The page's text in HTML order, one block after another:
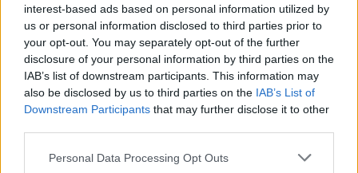
interest-based ads based on personal information utilized by
us or personal information disclosed to third parties prior to
your opt-out. You may separately opt-out of the further
disclosure of your personal information by third parties on the
IAB’s list of downstream participants. This information may
also be disclosed by us to third parties on the IAB’s List of
Downstream Participants that may further disclose it to other
Please note that this website/app uses one or more Google
Personal Data Processing Opt Outs
Követem
#REGGELI #RTL # ADÁSRÉSZLETEK #VIDEÓ